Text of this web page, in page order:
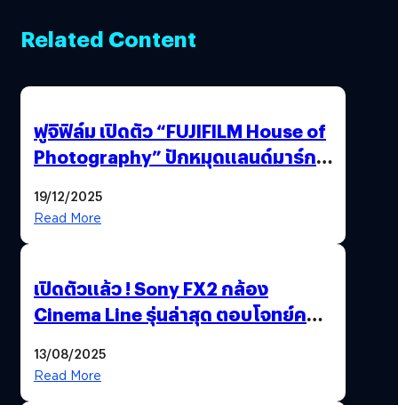
Related Content
ฟูจิฟิล์ม เปิดตัว “FUJIFILM House of
Photography” ปักหมุดแลนด์มาร์ก
19/12/2025
Read More
เปิดตัวแล้ว ! Sony FX2 กล้อง
Cinema Line รุ่นล่าสุด ตอบโจทย์ครี
13/08/2025
Read More